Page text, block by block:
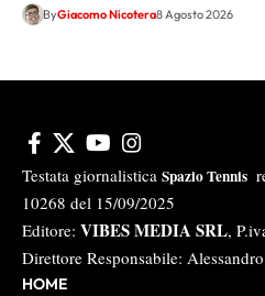
ByGiacomo Nicotera8 Agosto 2026
Testata giornalistica Spazio Tennis
10268 del 15/09/2025
Editore: VIBES MEDIA SRL,
Direttore Responsabile:
HOME